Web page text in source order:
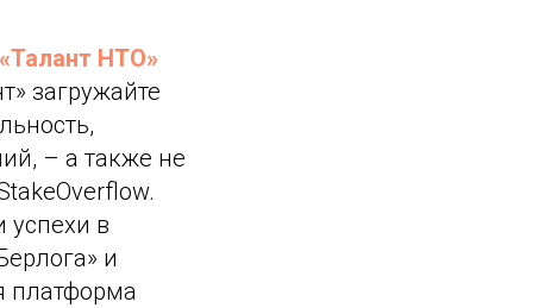
НТО»
загружайте
– а также не
успехи в
и
платформа